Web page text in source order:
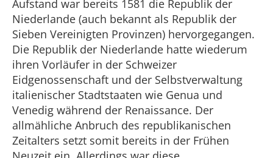
Aufstand war bereits 1581 die Republik der
Niederlande (auch bekannt als Republik der
Sieben Vereinigten Provinzen) hervorgegangen.
Die Republik der Niederlande hatte wiederum
ihren Vorläufer in der Schweizer
Eidgenossenschaft und der Selbstverwaltung
italienischer Stadtstaaten wie Genua und
Venedig während der Renaissance. Der
allmähliche Anbruch des republikanischen
Zeitalters setzt somit bereits in der Frühen